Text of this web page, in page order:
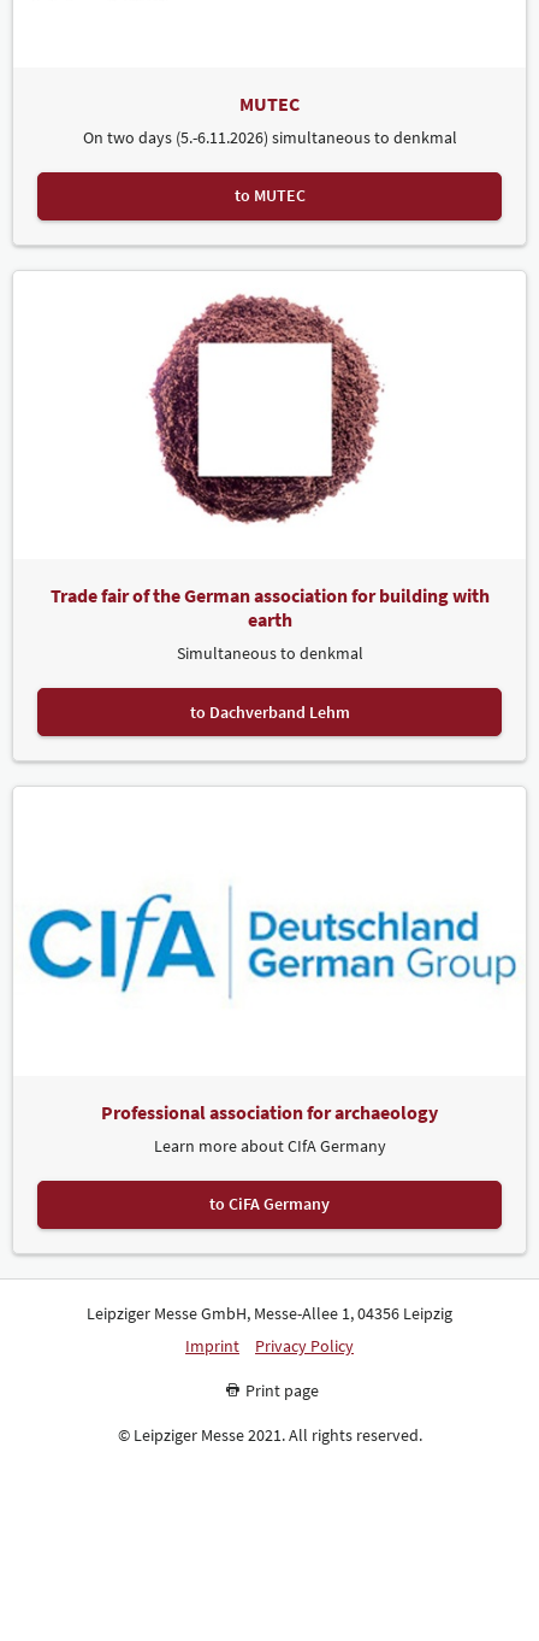
MUTEC
On two days (5.-6.11.2026) simultaneous to denkmal
to MUTEC
Trade fair of the German association for building with
earth
Simultaneous to denkmal
to Dachverband Lehm
Professional association for archaeology
Learn more about CIfA Germany
to CiFA Germany
Leipziger Messe GmbH, Messe-Allee 1, 04356 Leipzig
Imprint
Privacy Policy
Print page
© Leipziger Messe 2021. All rights reserved.